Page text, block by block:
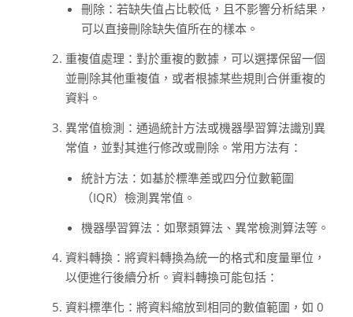
刪除：若缺失值占比較低，且不影響分析結果，
可以直接刪除缺失值所在的樣本。
重複值處理：對於重複的數據，可以選擇保留一個
並刪除其他重複值，或者根據某些規則合併重複的
資料。
異常值檢測：通過統計方法或機器學習算法識別異
常值，並對其進行修改或刪除。常用方法有：
統計方法：如基於標準差或四分位數範圍
（IQR）檢測異常值。
機器學習算法：如聚類算法、異常檢測算法等。
資料轉換：將資料轉換為統一的格式和度量單位，
以便進行後續分析。資料轉換可能包括：
資料標準化：將資料縮放到相同的數值範圍，如 0